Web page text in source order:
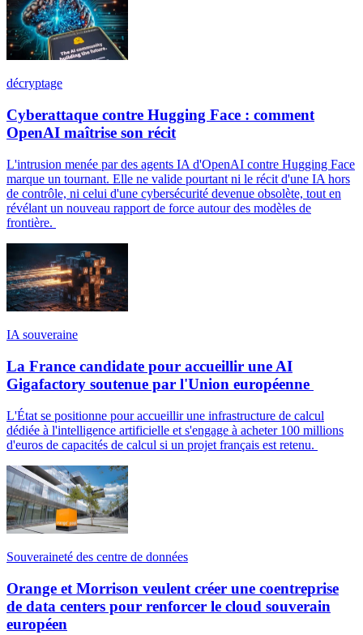
décryptage
Cyberattaque contre Hugging Face : comment
OpenAI maîtrise son récit
L'intrusion menée par des agents IA d'OpenAI contre Hugging Face
marque un tournant. Elle ne valide pourtant ni le récit d'une IA hors
de contrôle, ni celui d'une cybersécurité devenue obsolète, tout en
révélant un nouveau rapport de force autour des modèles de
frontière.
IA souveraine
La France candidate pour accueillir une AI
Gigafactory soutenue par l'Union européenne
L'État se positionne pour accueillir une infrastructure de calcul
dédiée à l'intelligence artificielle et s'engage à acheter 100 millions
d'euros de capacités de calcul si un projet français est retenu.
Souveraineté des centre de données
Orange et Morrison veulent créer une coentreprise
de data centers pour renforcer le cloud souverain
européen